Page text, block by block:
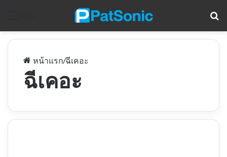
หน้าแรก/ฉีเคอะ
ฉีเคอะ